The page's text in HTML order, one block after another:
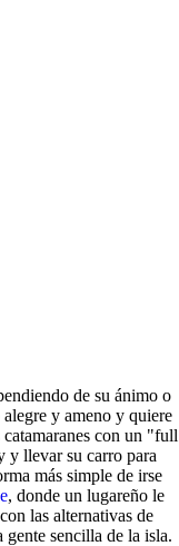
de su ánimo o
y ameno y quiere
con un "full
y llevar su carro para
más simple de irse
, donde un lugareño le
las alternativas de
sencilla de la isla.